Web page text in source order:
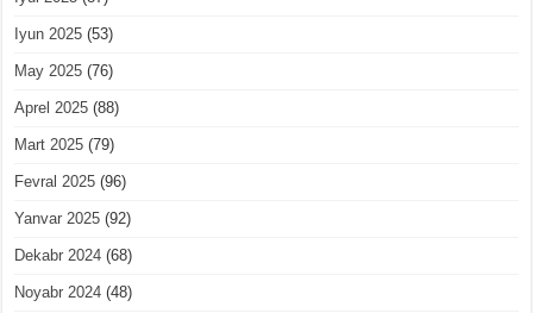
Iyun 2025 (53)
May 2025 (76)
Aprel 2025 (88)
Mart 2025 (79)
Fevral 2025 (96)
Yanvar 2025 (92)
Dekabr 2024 (68)
Noyabr 2024 (48)